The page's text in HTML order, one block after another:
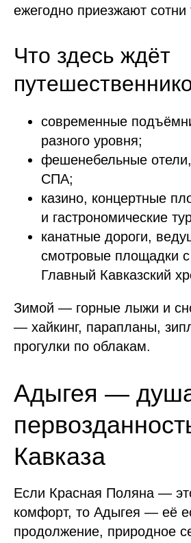
ежегодно приезжают сотни
Что здесь ждёт
современные
разного уровня;
фешенебельные
СПА;
казино, концертные
и гастрономические
канатные дороги,
смотровые площадки
Главный Кавказский
Зимой — горные лыжи и
— хайкинг, парапланы,
прогулки по облакам.
Адыгея —
Кавказа
Если Красная Поляна —
комфорт, то Адыгея — её
продолжение, природное